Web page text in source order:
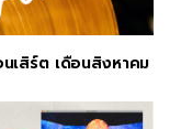
สิร์ต เดือนสิงหาคม